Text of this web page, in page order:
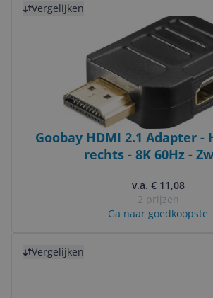
Vergelijken
Goobay HDMI 2.1 Adapter -
rechts - 8K 60Hz -
v.a. € 11,08
2 prijzen
Ga naar goedkoopste
Vergelijken